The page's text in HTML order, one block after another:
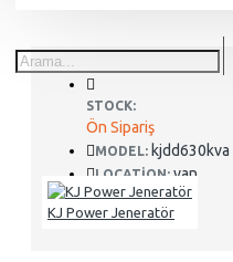
STOCK:
Ön Sipariş
MODEL: kjdd630kva
LOCATION: van
KJ Power Jeneratör